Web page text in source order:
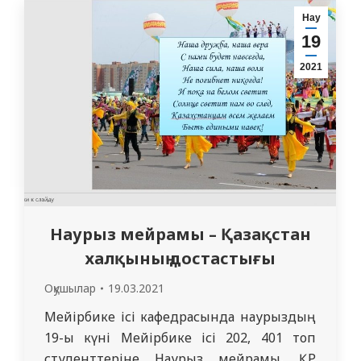
Катонқарағай ауданы, Бұқтырма өзенінің
оң жағалауында орналасқан. Құнды
жәдігерлер мен обалар тарих қойнауынан
сыр шертіп, археологиялар…
Нау
19
2021
Наурыз мейрамы – Қазақстан
халқының достастығы
Оқушылар 19.03.2021
Мейірбике ісі кафедрасында наурыздың
19-ы күні Мейірбике ісі 202, 401 топ